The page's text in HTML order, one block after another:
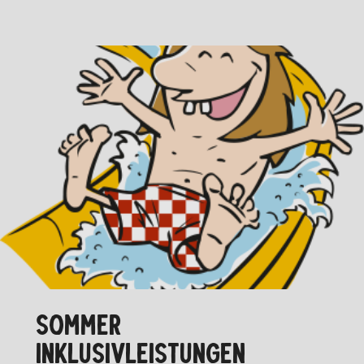
SOMMER
INKLUSIVLEISTUNGEN